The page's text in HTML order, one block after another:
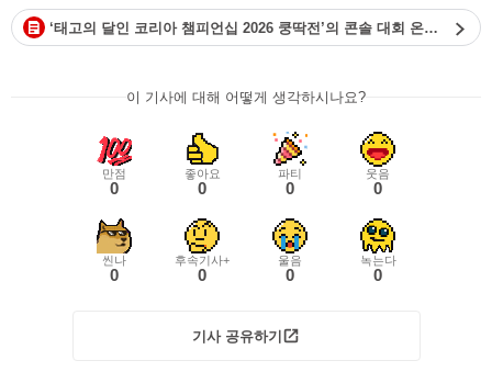
‘태고의 달인 코리아 챔피언십 2026 쿵딱전’의 콘솔 대회 온라인 예선 참가 신청
이 기사에 대해 어떻게 생각하시나요?
만점
0
좋아요
0
파티
0
웃음
0
씬나
0
후속기사+
0
울음
0
녹는다
0
기사 공유하기